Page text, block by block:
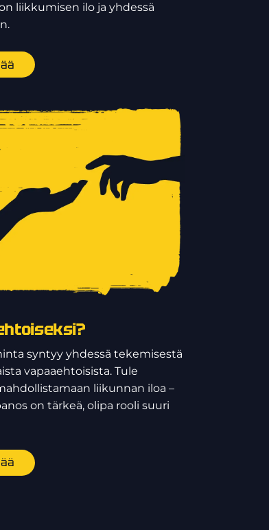
liikkumisen ilo ja yhdessä
syntyy yhdessä tekemisestä
vapaaehtoisista. Tule
liikunnan iloa –
on tärkeä, olipa rooli suuri